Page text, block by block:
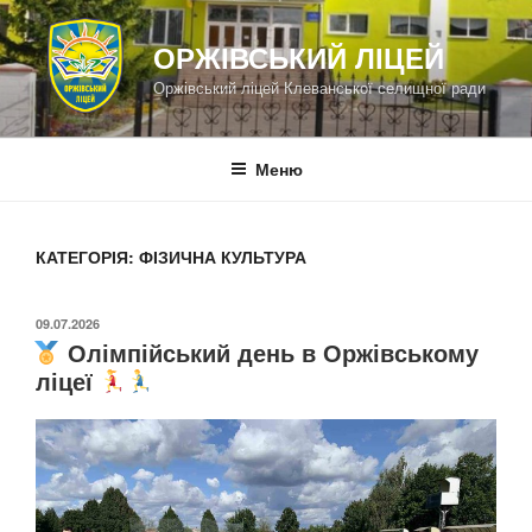
Перейти
до
вмісту
ОРЖІВСЬКИЙ ЛІЦЕЙ
Оржівський ліцей Клеванської селищної ради
Меню
КАТЕГОРІЯ: ФІЗИЧНА КУЛЬТУРА
ОПУБЛІКОВАНО
09.07.2026
Олімпійський день в Оржівському
ліцеї